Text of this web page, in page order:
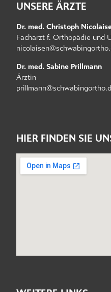
UNSERE ÄRZTE
Dr. med. Christoph
Facharzt f. Orthopädie und
Dr. med. Sabine Prillmann
Ärztin
HIER FINDEN SIE